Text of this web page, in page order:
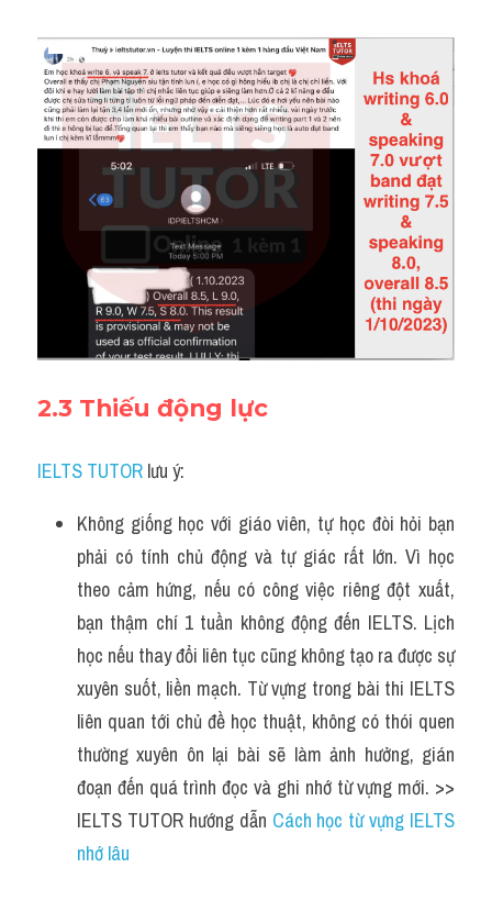
2.3 Thiếu động lực
IELTS TUTOR lưu ý:
Không giống học với giáo viên, tự học đòi hỏi bạn
phải có tính chủ động và tự giác rất lớn. Vì học
theo cảm hứng, nếu có công việc riêng đột xuất,
bạn thậm chí 1 tuần không động đến IELTS. Lịch
học nếu thay đổi liên tục cũng không tạo ra được sự
xuyên suốt, liền mạch. Từ vựng trong bài thi IELTS
liên quan tới chủ đề học thuật, không có thói quen
thường xuyên ôn lại bài sẽ làm ảnh hưởng, gián
đoạn đến quá trình đọc và ghi nhớ từ vựng mới. >>
IELTS TUTOR hướng dẫn Cách học từ vựng IELTS
nhớ lâu